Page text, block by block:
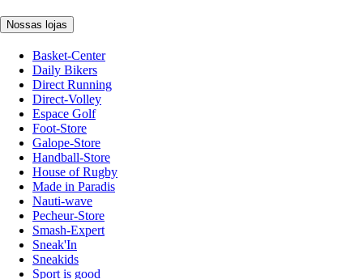
Nossas lojas
Basket-Center
Daily Bikers
Direct Running
Direct-Volley
Espace Golf
Foot-Store
Galope-Store
Handball-Store
House of Rugby
Made in Paradis
Nauti-wave
Pecheur-Store
Smash-Expert
Sneak'In
Sneakids
Sport is good